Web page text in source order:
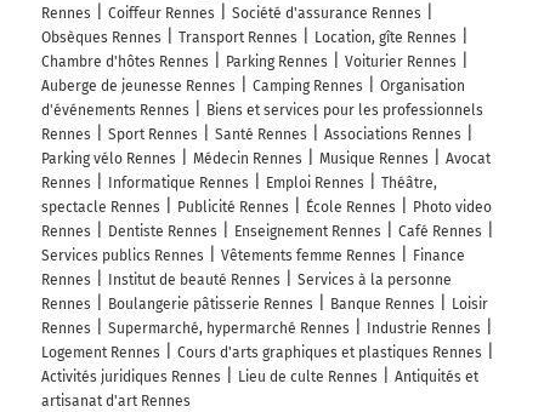
Rennes
Coiffeur Rennes
Société d'assurance Rennes
Obsèques Rennes
Transport Rennes
Location, gîte Rennes
Chambre d'hôtes Rennes
Parking Rennes
Voiturier Rennes
Auberge de jeunesse Rennes
Camping Rennes
Organisation
d'événements Rennes
Biens et services pour les professionnels
Rennes
Sport Rennes Santé Rennes
Associations Rennes
Parking vélo Rennes
Médecin Rennes Musique Rennes
Avocat
Rennes
Informatique Rennes Emploi Rennes
Théâtre,
spectacle Rennes
Publicité Rennes École Rennes
Photo video
Rennes
Dentiste Rennes Enseignement Rennes
Café Rennes
Services publics Rennes
Vêtements femme Rennes
Finance
Rennes
Institut de beauté Rennes
Services à la personne
Rennes
Boulangerie pâtisserie Rennes Banque Rennes
Loisir
Rennes
Supermarché, hypermarché Rennes
Industrie Rennes
Logement Rennes
Cours d'arts graphiques et plastiques Rennes
Activités juridiques Rennes
Lieu de culte Rennes
Antiquités et
artisanat d'art Rennes